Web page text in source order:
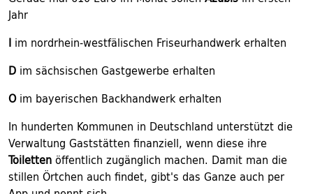
Jahr
I im nordrhein-westfälischen Friseurhandwerk erhalten
D im sächsischen Gastgewerbe erhalten
Oim bayerischen Backhandwerk erhalten
In hunderten Kommunen in Deutschland unterstützt die
Verwaltung Gaststätten finanziell, wenn diese ihre
Toilettenöffentlich zugänglich machen. Damit man die
stillen Örtchen auch findet, gibt's das Ganze auch per